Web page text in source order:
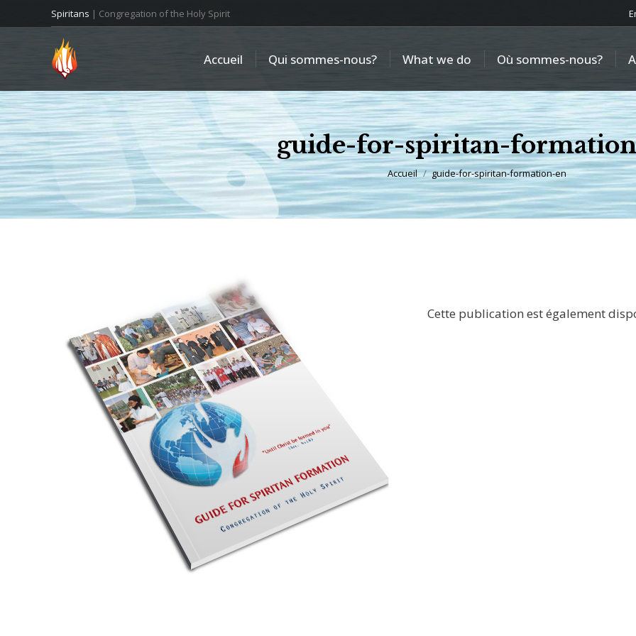
Spiritans | Congregation of the Holy Spirit
Accueil Qui sommes-nous? What we do Où sommes-nous?
guide-for-spiritan-
Vous êtes ici :
Accueil guide-for-spiritan-formation-en
Cette publication est également